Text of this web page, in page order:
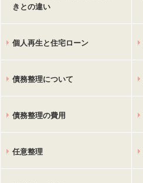
きとの違い
個人再生と住宅ローン
債務整理について
債務整理の費用
任意整理